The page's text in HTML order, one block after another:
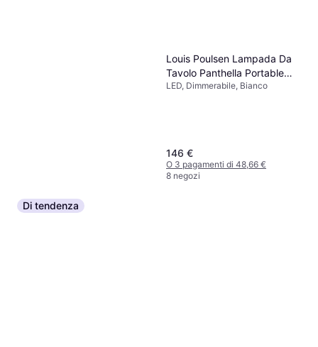
Louis Poulsen Lampada Da
Tavolo Panthella Portable
160 V3
LED, Dimmerabile, Bianco
146 €
O 3 pagamenti di 48,66 €
8 negozi
Di tendenza